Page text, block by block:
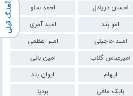
احسان دریادل
احمد سلو
امو بند
امید آمری
امید حاجیلی
امیر اعظمی
امیرعباس گلاب
امین بانی
ایهام
ایوان بند
بابک مافی
بردیا
آهنـگ قبلی